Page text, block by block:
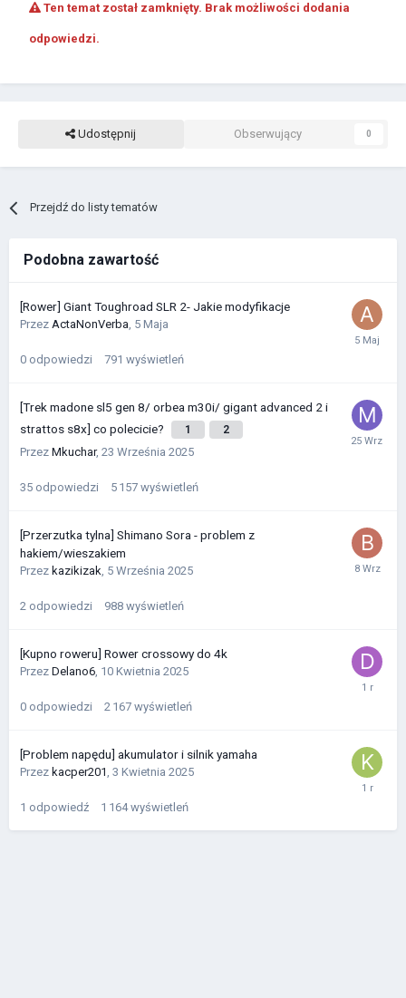
Ten temat został zamknięty. Brak możliwości dodania
odpowiedzi.
Udostępnij Obserwujący 0
Przejdź do listy tematów
Podobna zawartość
[Rower] Giant Toughroad SLR 2- Jakie modyfikacje
Przez ActaNonVerba, 5 Maja
0 odpowiedzi 791 wyświetleń
[Trek madone sl5 gen 8/ orbea m30i/ gigant advanced 2 i
strattos s8x] co polecicie?
1 2
Przez Mkuchar, 23 Września 2025
35 odpowiedzi 5 157 wyświetleń
[Przerzutka tylna] Shimano Sora - problem z
hakiem/wieszakiem
Przez kazikizak, 5 Września 2025
2 odpowiedzi 988 wyświetleń
[Kupno roweru] Rower crossowy do 4k
Przez Delano6, 10 Kwietnia 2025
0 odpowiedzi 2 167 wyświetleń
[Problem napędu] akumulator i silnik yamaha
Przez kacper201, 3 Kwietnia 2025
1 odpowiedź 1 164 wyświetleń